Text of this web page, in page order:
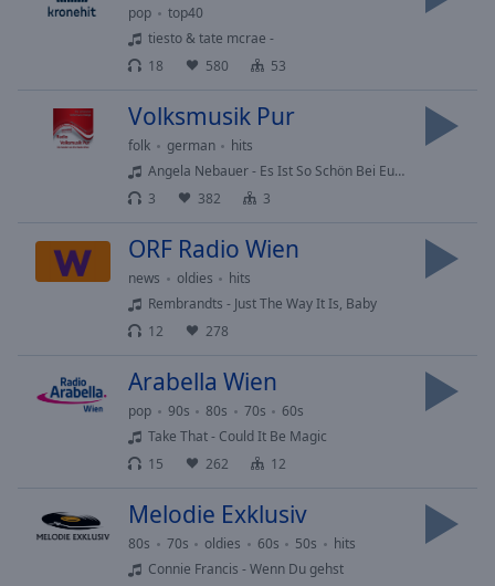
Descriptions
descriptions
selected
opens
subtitles
selected
Picture
pop
top40
tiesto & tate mcrae -
18
580 53
Volksmusik Pur
folk german
hits
Angela Nebauer - Es Ist So Schön Bei Euch Zu Sein
3
382 3
ORF Radio Wien
news oldies
hits
Rembrandts - Just The Way It Is, Baby
12
278
Arabella Wien
pop 90s 80s 70s
60s
Take That - Could It Be Magic
15
262 12
Melodie Exklusiv
80s 70s oldies 60s 50s
hits
Connie Francis - Wenn Du gehst